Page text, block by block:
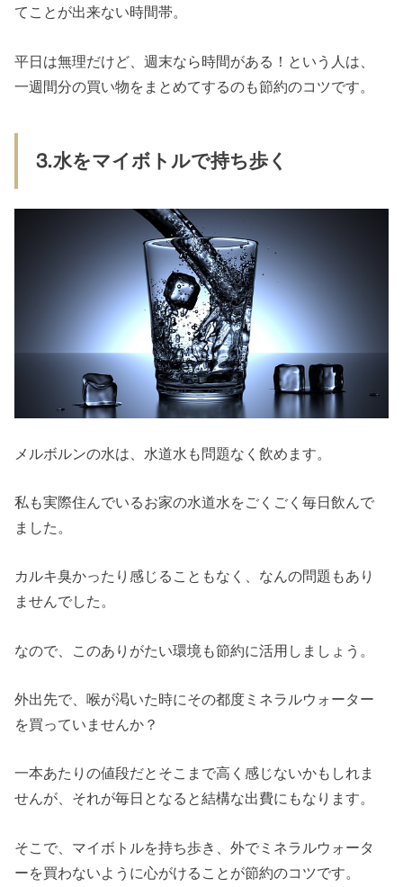
てことが出来ない時間帯。
平日は無理だけど、週末なら時間がある！という人は、
一週間分の買い物をまとめてするのも節約のコツです。
⒊水をマイボトルで持ち歩く
メルボルンの水は、水道水も問題なく飲めます。
私も実際住んでいるお家の水道水をごくごく毎日飲んで
ました。
カルキ臭かったり感じることもなく、なんの問題もあり
ませんでした。
なので、このありがたい環境も節約に活用しましょう。
外出先で、喉が渇いた時にその都度ミネラルウォーター
を買っていませんか？
一本あたりの値段だとそこまで高く感じないかもしれま
せんが、それが毎日となると結構な出費にもなります。
そこで、マイボトルを持ち歩き、外でミネラルウォータ
ーを買わないように心がけることが節約のコツです。